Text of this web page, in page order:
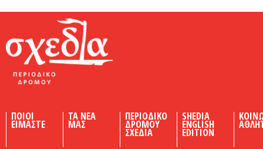
ΠΟΙΟΙ
ΕΙΜΑΣΤΕ
ΤΑ ΝΕΑ
ΜΑΣ
ΠΕΡΙΟΔΙΚΟ
ΔΡΟΜΟΥ
ΣΧΕΔΙΑ
SHEDIA
ENGLISH
EDITION